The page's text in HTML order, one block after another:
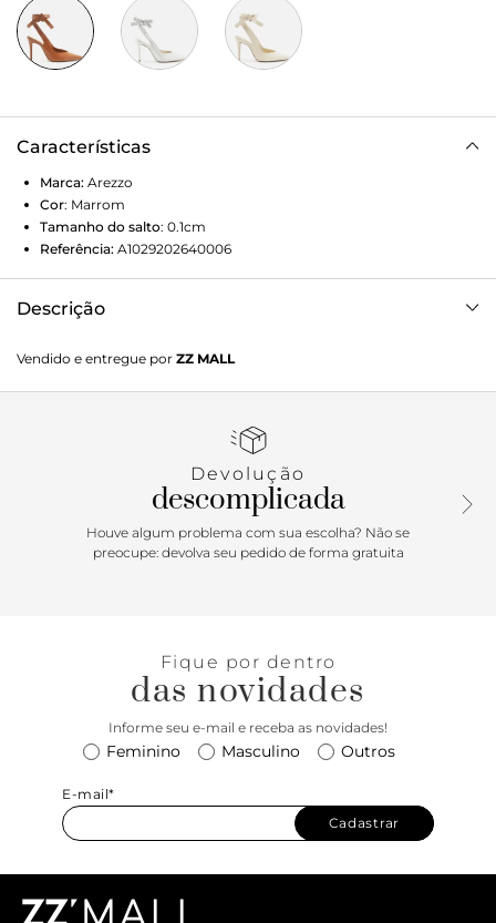
Características
Marca: Arezzo
Cor: Marrom
Tamanho do salto: 0.1cm
Referência: A1029202640006
Descrição
Fechado, traz cabedal com recorte em V sobre o peito do
pé e formato ajustado nas laterais, com tiras que seguem
em amarração superior lateral. Aberto atrás, exibe todo o
Vendido e entregue por ZZ MALL
Devolução
descomplicada
Houve algum problema com sua escolha? Não se
preocupe: devolva seu pedido de forma gratuita
Fique por dentro
das novidades
Informe seu e-mail e receba as novidades!
Feminino Masculino Outros
E-mail*
Cadastrar